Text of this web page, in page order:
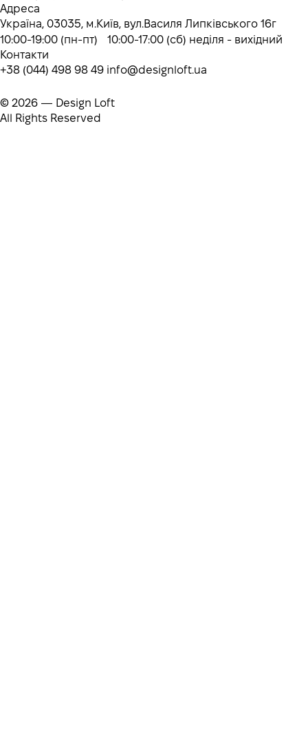
Адреса
Україна, 03035, м.Київ, вул.Василя Липківського 16г
10:00-19:00 (пн-пт) 10:00-17:00 (сб) неділя - вихідний
Контакти
+38 (044) 498 98 49 info@designloft.ua
© 2026 — Design Loft
All Rights Reserved